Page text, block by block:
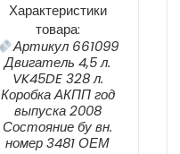
Характеристики
товара:
Артикул 661099
Двигатель 4,5 л.
VK45DE 328 л.
Коробка АКПП год
выпуска 2008
Состояние бу вн.
номер 3481 ОЕМ